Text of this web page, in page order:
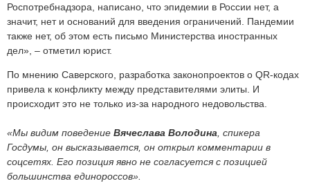
Роспотребнадзора, написано, что эпидемии в России нет, а
значит, нет и оснований для введения ограничений. Пандемии
также нет, об этом есть письмо Министерства иностранных
дел», – отметил юрист.
По мнению Саверского, разработка законопроектов о QR-кодах
привела к конфликту между представителями элиты. И
происходит это не только из-за народного недовольства.
«Мы видим поведение Вячеслава Володина , спикера
Госдумы, он высказывается, он открыл комментарии в
соцсетях. Его позиция явно не согласуется с позицией
большинства единороссов».